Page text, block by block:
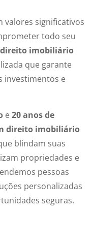
valores significativos
todo seu
direito imobiliário
que garante
investimentos e
e20 anos de
direito imobiliário
blindam suas
propriedades e
pessoas
personalizadas
seguras.